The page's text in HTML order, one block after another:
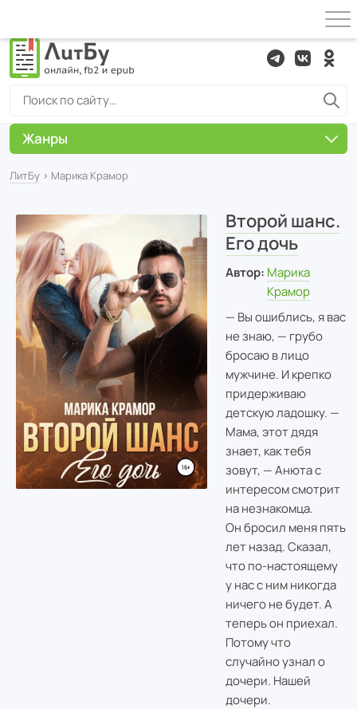
ЛитБу › Марика Крамор
Второй шанс.
Его дочь
Автор: Марика
Крамор
— Вы ошиблись, я вас
не знаю, — грубо
бросаю в лицо
мужчине. И крепко
придерживаю
детскую ладошку. —
Мама, этот дядя
знает, как тебя
зовут, — Анюта с
интересом смотрит
на незнакомца.
Он бросил меня пять
лет назад. Сказал,
что по-настоящему
у нас с ним никогда
ничего не будет. А
теперь он приехал.
Потому что
случайно узнал о
дочери. Нашей
дочери.
Жанры